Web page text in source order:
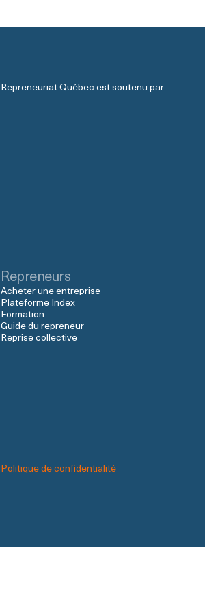
Repreneuriat Québec est soutenu par
Repreneurs
Acheter une entreprise
Plateforme Index
Formation
Guide du repreneur
Reprise collective
Politique de confidentialité